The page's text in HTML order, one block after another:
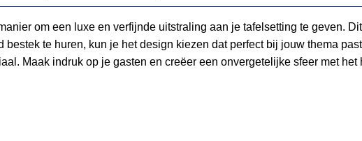
om een luxe en verfijnde uitstraling aan je tafelsetting te geven.
bestek te huren, kun je het design kiezen dat perfect bij jouw thema
Maak indruk op je gasten en creëer een onvergetelijke sfeer met het